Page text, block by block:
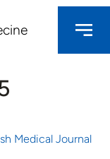
Medical Journal